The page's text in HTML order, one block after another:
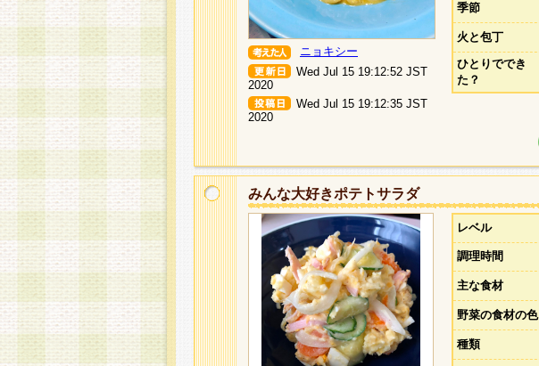
ニョキシー
Wed Jul 15 19:12:52 JST
2020
Wed Jul 15 19:12:35 JST
2020
季節
火と包丁
ひとりででき
た？
みんな大好きポテトサラダ
レベル
調理時間
主な食材
野菜の食材の色
種類